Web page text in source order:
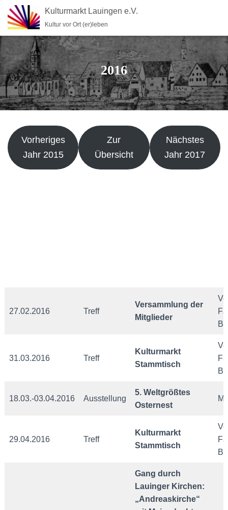
Kulturmarkt Lauingen e.V.
Kultur vor Ort (er)leben
2016
Vorheriges
Jahr 2015
Zur
Übersicht
Nächstes
Jahr 2017
27.02.2016 Treff
Versammlung der
Mitglieder
31.03.2016 Treff
Kulturmarkt
Stammtisch
18.03.-03.04.2016 Ausstellung
5. Weltgrößtes
Osternest
29.04.2016 Treff
Kulturmarkt
Stammtisch
Gang durch
Lauinger Kirchen:
„Andreaskirche“